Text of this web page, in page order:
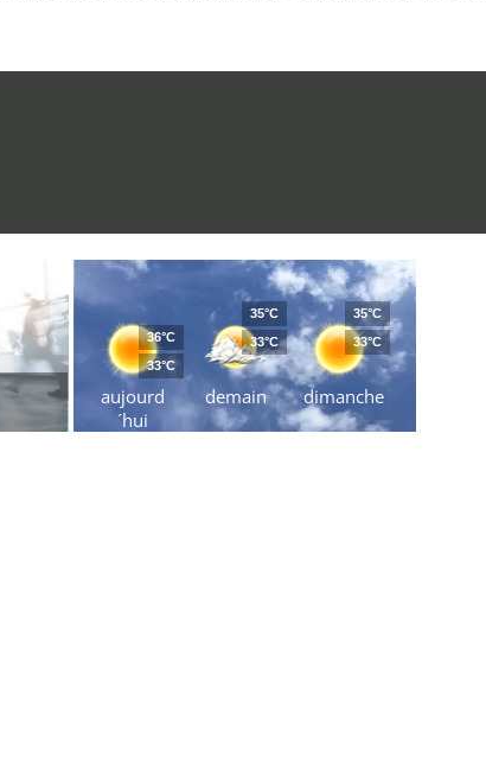
aujourd
´hui
36°C
33°C
demain
35°C
33°C
dimanche
35°C
33°C